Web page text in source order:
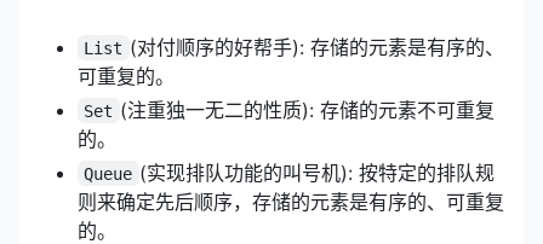
List (对付顺序的好帮手): 存储的元素是有序的、
可重复的。
Set (注重独一无二的性质): 存储的元素不可重复
的。
Queue (实现排队功能的叫号机): 按特定的排队规
则来确定先后顺序，存储的元素是有序的、可重复
的。